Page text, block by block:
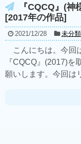
『CQCQ』(
[2017年の作品]
2021/12/28 未分類
こんにちは。今回
『CQCQ』(2017)
願いします。今回は